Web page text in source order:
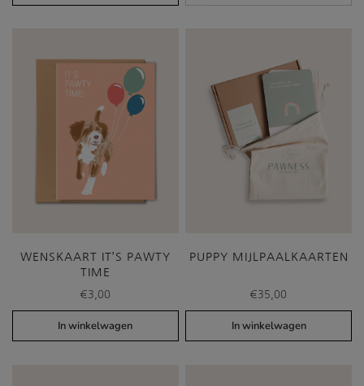
WENSKAART IT’S PAWTY
TIME
€ 3,00
In winkelwagen
PUPPY MIJLPAALKAARTEN
€ 35,00
In winkelwagen